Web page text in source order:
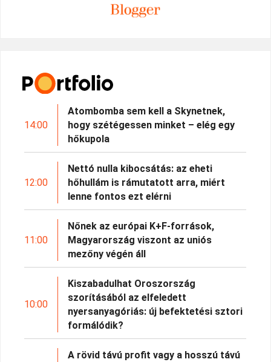
14:00
Atombomba sem kell a Skynetnek,
hogy szétégessen minket – elég egy
hőkupola
12:00
Nettó nulla kibocsátás: az eheti
hőhullám is rámutatott arra, miért
lenne fontos ezt elérni
11:00
Nőnek az európai K+F-források,
Magyarország viszont az uniós
mezőny végén áll
10:00
Kiszabadulhat Oroszország
szorításából az elfeledett
nyersanyagóriás: új befektetési sztori
formálódik?
A rövid távú profit vagy a hosszú távú